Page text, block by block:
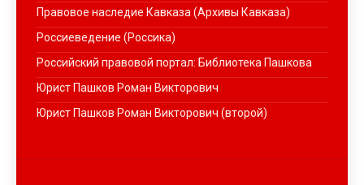
Правовое наследие Кавказа (Архивы Кавказа)
Россиеведение (Россика)
Российский правовой портал: Библиотека Пашкова
Юрист Пашков Роман Викторович
Юрист Пашков Роман Викторович (второй)